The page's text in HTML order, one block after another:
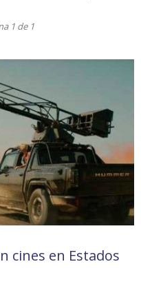
1 de 1
cines en Estados